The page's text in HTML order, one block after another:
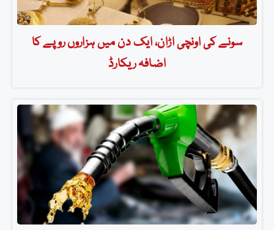
سونے کی اونچی اڑان، ایک دن میں ہزاروں روپے کا
اضافہ ریکارڈ